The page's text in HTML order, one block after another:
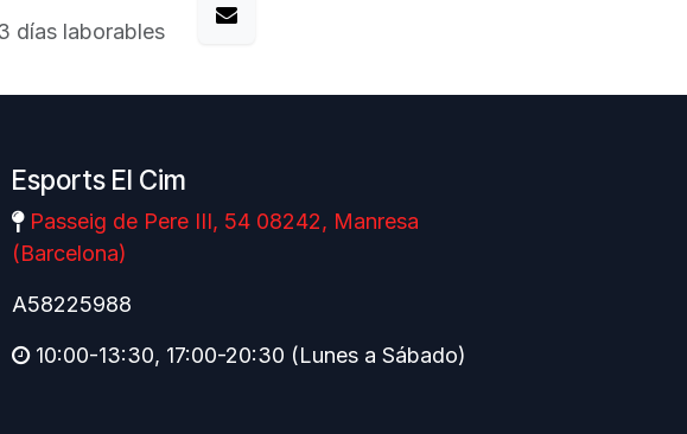
días laborables
Esports El Cim
Passeig de Pere III, 54 08242, Manresa
(Barcelona)
A58225988
10:00-13:30, 17:00-20:30 (Lunes a Sábado)